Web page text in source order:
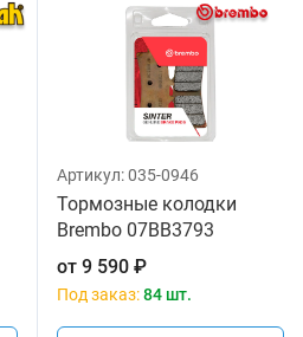
Артикул:035-0946
Тормозные колодки
Brembo 07BB3793
от 9 590 ₽
Под заказ:84 шт.